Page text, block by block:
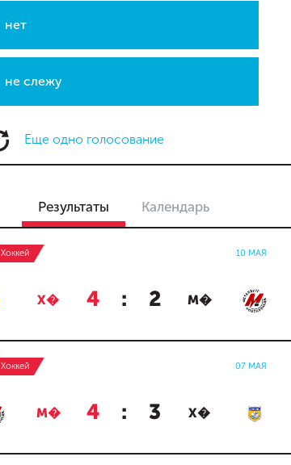
нет
не слежу
Еще одно голосование
Результаты Календарь
Хоккей 10 МАЯ
Х� 4 : 2 М�
Хоккей 07 МАЯ
М� 4 : 3 Х�